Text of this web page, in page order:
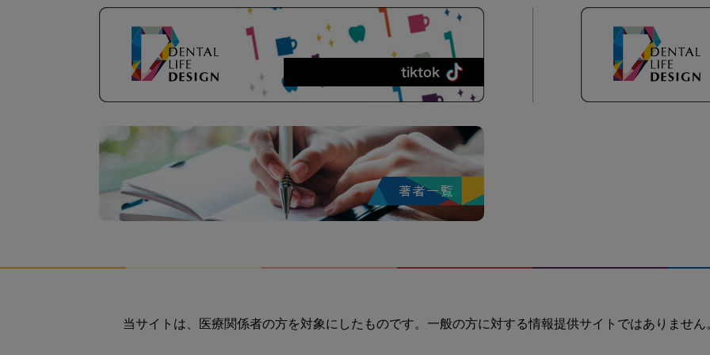
当サイトは、医療関係者の方を対象にしたものです。一般の方に対する情報提供サイトではありません